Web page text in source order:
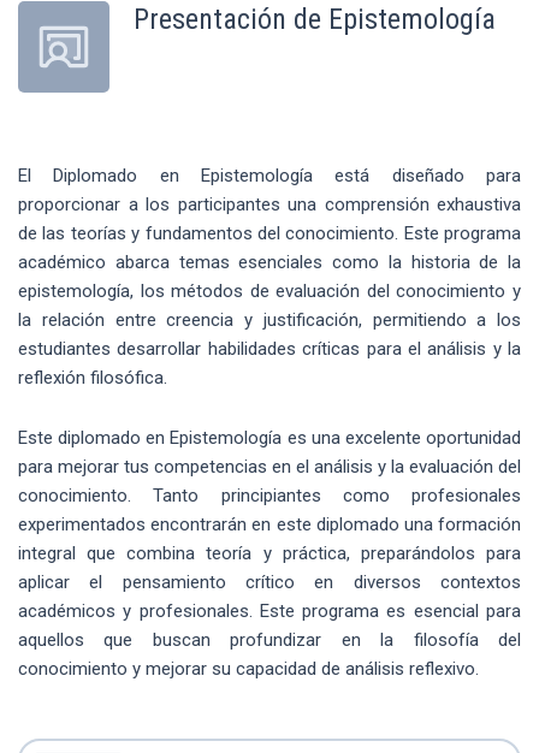
Presentación de Epistemología
El Diplomado en Epistemología está diseñado para
proporcionar a los participantes una comprensión exhaustiva
de las teorías y fundamentos del conocimiento. Este programa
académico abarca temas esenciales como la historia de la
epistemología, los métodos de evaluación del conocimiento y
la relación entre creencia y justificación, permitiendo a los
estudiantes desarrollar habilidades críticas para el análisis y la
reflexión filosófica.
Este diplomado en Epistemología es una excelente oportunidad
para mejorar tus competencias en el análisis y la evaluación del
conocimiento. Tanto principiantes como profesionales
experimentados encontrarán en este diplomado una formación
integral que combina teoría y práctica, preparándolos para
aplicar el pensamiento crítico en diversos contextos
académicos y profesionales. Este programa es esencial para
aquellos que buscan profundizar en la filosofía del
conocimiento y mejorar su capacidad de análisis reflexivo.